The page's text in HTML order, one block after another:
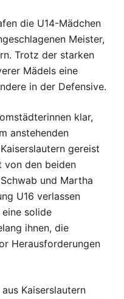
die U14-Mädchen
Meister,
Trotz der starken
Mädels eine
in der Defensive.
klar,
anstehenden
gereist
von den beiden
und Martha
U16 verlassen
solide
ihnen, die
Herausforderungen
Kaiserslautern